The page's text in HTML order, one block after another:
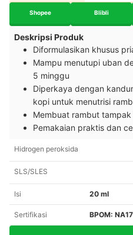
Shopee Blibli
Deskripsi Produk
Diformulasikan khusus
Mampu menutupi uban
5 minggu
Diperkaya dengan
kopi untuk menutrisi
Membuat rambut
Pemakaian praktis dan
Hidrogen peroksida
SLS/SLES
Isi 20 ml
Sertifikasi BPOM: